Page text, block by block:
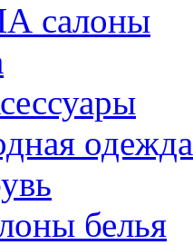
салоны
одежда
белья